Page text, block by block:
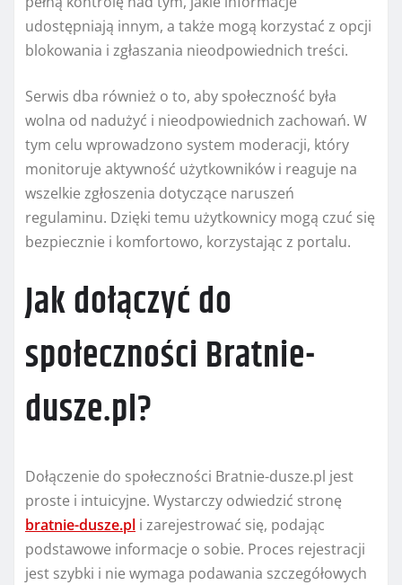
udostępniają innym, a także mogą korzystać z opcji
blokowania i zgłaszania nieodpowiednich treści.
Serwis dba również o to, aby społeczność była
wolna od nadużyć i nieodpowiednich zachowań. W
tym celu wprowadzono system moderacji, który
monitoruje aktywność użytkowników i reaguje na
wszelkie zgłoszenia dotyczące naruszeń
regulaminu. Dzięki temu użytkownicy mogą czuć się
bezpiecznie i komfortowo, korzystając z portalu.
Jak dołączyć do
społeczności Bratnie-
dusze.pl?
Dołączenie do społeczności Bratnie-dusze.pl jest
proste i intuicyjne. Wystarczy odwiedzić stronę
bratnie-dusze.pl i zarejestrować się, podając
podstawowe informacje o sobie. Proces rejestracji
jest szybki i nie wymaga podawania szczegółowych